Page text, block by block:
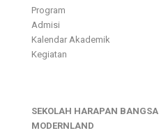
Program
Admisi
Kalendar Akademik
Kegiatan
SEKOLAH HARAPAN BANGSA
MODERNLAND